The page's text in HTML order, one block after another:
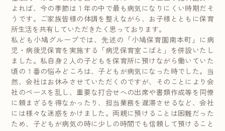
よれば、今の季節は１年の中で最も病気になりにくい時期だそ
うです。ご家族皆様の体調を整えながら、お子様とともに保育
所生活を共有していただきたく思っております。
私ども小鳩グループでは、先述の「小鳩保育園南本町」に病
児・病後児保育を実施する「病児保育室こばと」を併設いたし
ました。私自身２人の子どもを保育所に預けながら働いていた
頃の１番の悩みどころは、子どもが病気になった時でした。当
然、会社はお休みさせていただくのですが、そのことにより会
社のペースを乱し、重要な打合せへの出席や書類作成等を同僚
に頼まざるを得なかったり、担当業務を遅滞させるなど、会社
には様々な迷惑をかけました。両親に預けることは困難だった
ため、子どもが病気の時に少しの時間でも信頼して預けること